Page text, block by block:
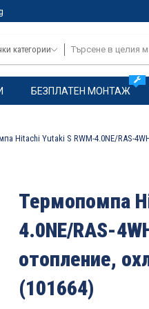
категории
БЕЗПЛАТЕН МОНТАЖ
Hitachi Yutaki S RWM-4.0NE/RAS-
Термопомпа
4.0NE/RAS-
отопление,
(101664)